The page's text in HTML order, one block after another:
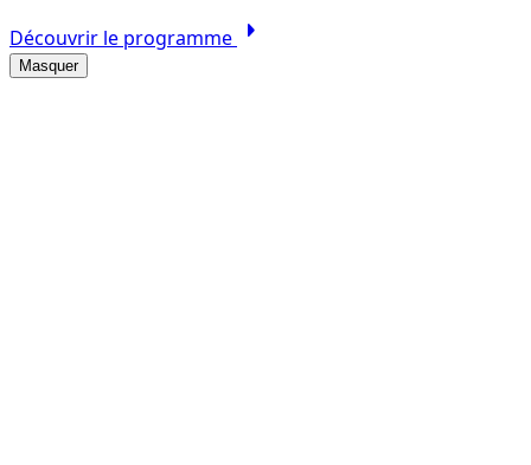
Découvrir le programme arrow_right
Masquer